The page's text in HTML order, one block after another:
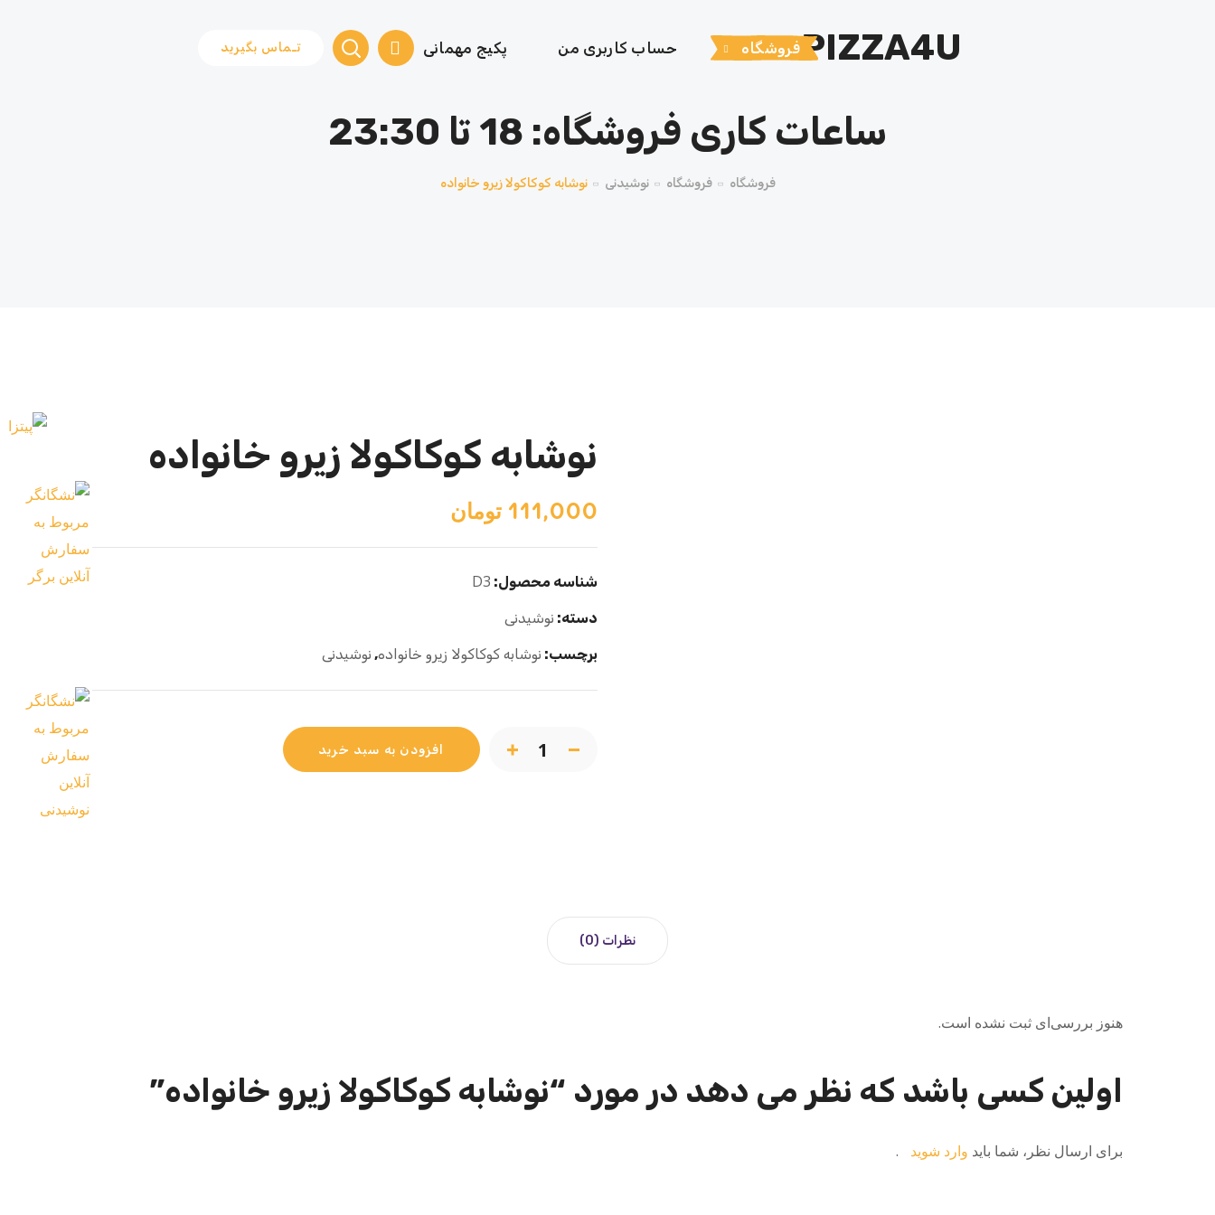
PIZZA4Uفروشگاه حساب کاربری من پکیج مهمانی تـماس بگیرید
ساعات کاری فروشگاه: 18 تا 23:30
فروشگاه فروشگاه نوشیدنی نوشابه کوکاکولا زیرو خانواده
نوشابه کوکاکولا زیرو خانواده
111,000 تومان
شناسه محصول: D3
دسته: نوشیدنی
برچسب: نوشابه کوکاکولا زیرو خانواده, نوشیدنی
افزودن به سبد خرید
نظرات (0)
هنوز بررسی‌ای ثبت نشده است.
اولین کسی باشد که نظر می دهد در مورد “نوشابه کوکاکولا زیرو خانواده”
برای ارسال نظر، شما باید وارد شوید .